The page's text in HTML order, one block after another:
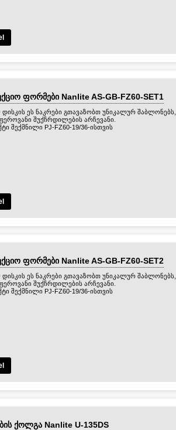
ფორმები Nanlite AS-GB-FZ60-SET1
დისკის ეს ნაკრები გთავაზობთ უნიკალურ შაბლონებს,
შუქჩრდილების არჩევანი.
შექმნილი PJ-FZ60-19/36-ისთვის
ფორმები Nanlite AS-GB-FZ60-SET2
დისკის ეს ნაკრები გთავაზობთ უნიკალურ შაბლონებს,
შუქჩრდილების არჩევანი.
შექმნილი PJ-FZ60-19/36-ისთვის
ქოლგა Nanlite U-135DS